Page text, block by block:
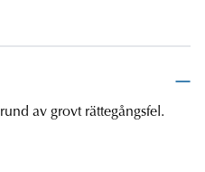
av grovt rättegångsfel.